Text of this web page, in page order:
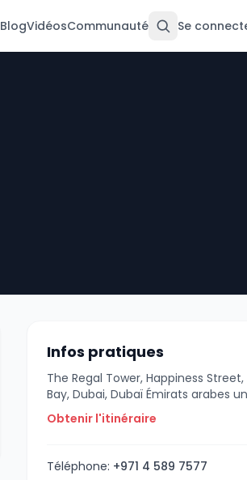
BlogVidéosCommunauté Se
Infos pratiques
The Regal Tower, Happiness Street,
Bay, Dubai, Dubaï Émirats arabes
Obtenir l'itinéraire
Téléphone: +971 4 589 7577